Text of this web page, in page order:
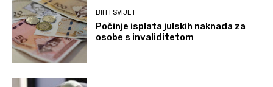
BIH I SVIJET
Počinje isplata julskih naknada za
osobe s invaliditetom